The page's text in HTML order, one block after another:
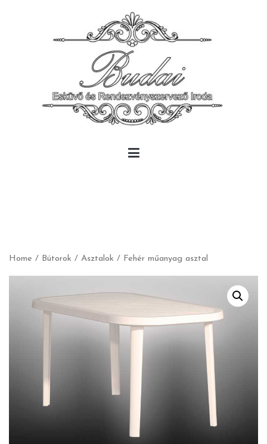
Home / Bútorok / Asztalok / Fehér műanyag asztal